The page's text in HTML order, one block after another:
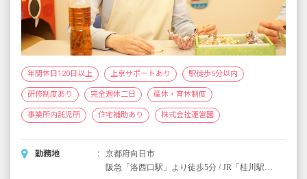
年間休日120日以上 上京サポートあり 駅徒歩5分以内
研修制度あり 完全週休二日 産休・育休制度
事業所内託児所 住宅補助あり 株式会社運営園
勤務地
京都府向日市
阪急「洛西口駅」より徒歩5分 / JR「桂川駅」